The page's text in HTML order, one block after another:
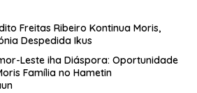
Freitas Ribeiro Kontinua Moris,
Despedida Ikus
Leste iha Diáspora: Oportunidade
Família no Hametin